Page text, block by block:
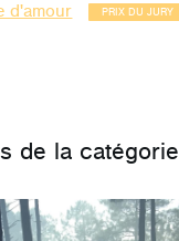
d'amour PRIX DU JURY
de la catégorie